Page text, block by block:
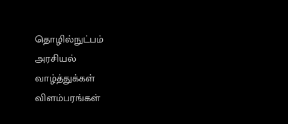
தொழில்நுட்பம்
அரசியல்
வாழ்த்துக்கள்
விளம்பரங்கள்